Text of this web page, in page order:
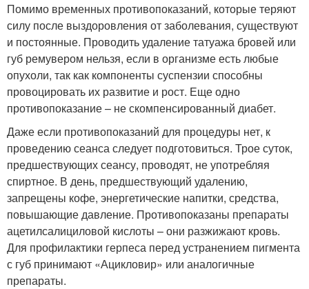
Помимо временных противопоказаний, которые теряют
силу после выздоровления от заболевания, существуют
и постоянные. Проводить удаление татуажа бровей или
губ ремувером нельзя, если в организме есть любые
опухоли, так как компоненты суспензии способны
провоцировать их развитие и рост. Еще одно
противопоказание – не скомпенсированный диабет.
Даже если противопоказаний для процедуры нет, к
проведению сеанса следует подготовиться. Трое суток,
предшествующих сеансу, проводят, не употребляя
спиртное. В день, предшествующий удалению,
запрещены кофе, энергетические напитки, средства,
повышающие давление. Противопоказаны препараты
ацетилсалициловой кислоты – они разжижают кровь.
Для профилактики герпеса перед устранением пигмента
с губ принимают «Ацикловир» или аналогичные
препараты.